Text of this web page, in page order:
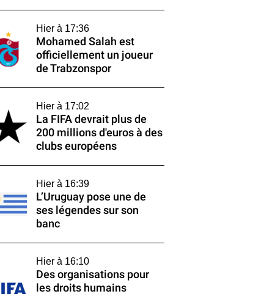
Hier à 17:36
Mohamed Salah est
officiellement un joueur
de Trabzonspor
Hier à 17:02
La FIFA devrait plus de
200 millions d'euros à des
clubs européens
Hier à 16:39
L’Uruguay pose une de
ses légendes sur son
banc
Hier à 16:10
Des organisations pour
les droits humains